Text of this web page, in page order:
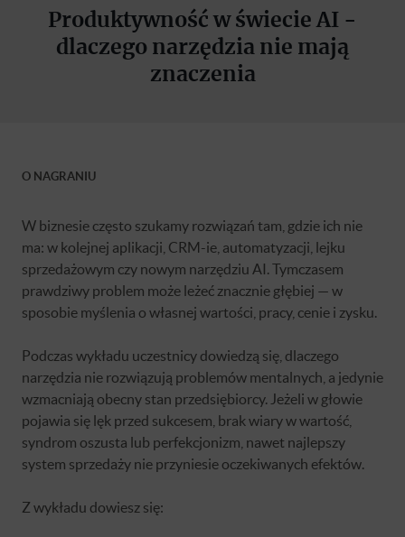
Produktywność w świecie AI -
dlaczego narzędzia nie mają
znaczenia
O NAGRANIU
W biznesie często szukamy rozwiązań tam, gdzie ich nie
ma: w kolejnej aplikacji, CRM-ie, automatyzacji, lejku
sprzedażowym czy nowym narzędziu AI. Tymczasem
prawdziwy problem może leżeć znacznie głębiej — w
sposobie myślenia o własnej wartości, pracy, cenie i zysku.
Podczas wykładu uczestnicy dowiedzą się, dlaczego
narzędzia nie rozwiązują problemów mentalnych, a jedynie
wzmacniają obecny stan przedsiębiorcy. Jeżeli w głowie
pojawia się lęk przed sukcesem, brak wiary w wartość,
syndrom oszusta lub perfekcjonizm, nawet najlepszy
system sprzedaży nie przyniesie oczekiwanych efektów.
Z wykładu dowiesz się: